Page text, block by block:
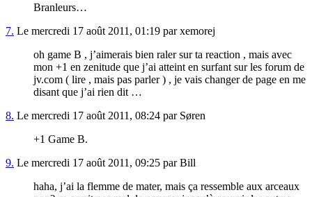
Branleurs…
7. Le mercredi 17 août 2011, 01:19 par xemorej
oh game B , j’aimerais bien raler sur ta reaction , mais avec
mon +1 en zenitude que j’ai atteint en surfant sur les forum de
jv.com ( lire , mais pas parler ) , je vais changer de page en me
disant que j’ai rien dit …
8. Le mercredi 17 août 2011, 08:24 par Søren
+1 Game B.
9. Le mercredi 17 août 2011, 09:25 par Bill
haha, j’ai la flemme de mater, mais ça ressemble aux arceaux